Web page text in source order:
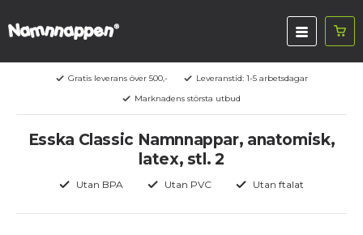
Gratis leverans över 500,-
Leveranstid: 1-5 arbetsdagar
Marknadens största utbud
Esska Classic Namnnappar, anatomisk,
latex, stl. 2
Utan BPA Utan PVC Utan ftalat